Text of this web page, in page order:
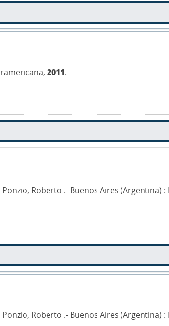
2011.
Roberto .- Buenos Aires (Argentina) :
Roberto .- Buenos Aires (Argentina) :